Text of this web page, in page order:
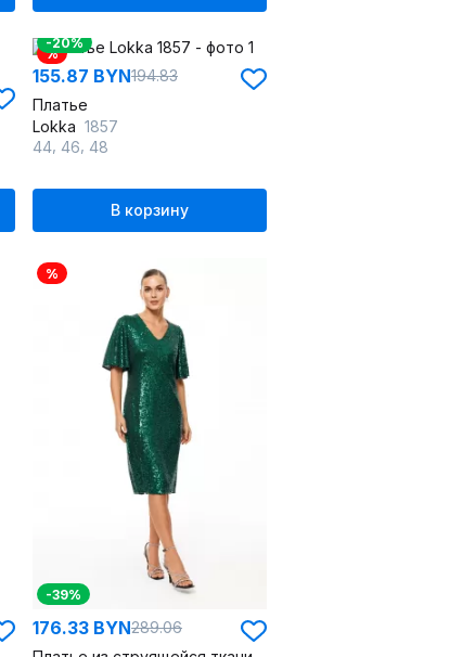
%
-20%
155.87 BYN194.83
Платье
Lokka 1857
44 46 48
В корзину
%
-39%
176.33 BYN289.06